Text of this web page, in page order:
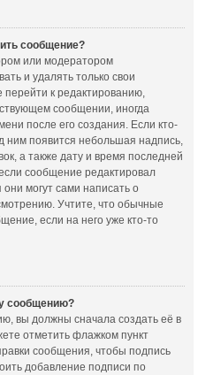
сообщение?
или модератором
и удалять только свои
к редактированию,
сообщении, иногда
после его создания. Если кто-
ним появится небольшая надпись,
а также дату и время последней
сообщение редактировал
могут сами написать о
Учтите, что обычные
если на него уже кто-то
сообщению?
вы должны сначала создать её в
отметить флажком пункт
сообщения, чтобы подпись
добавление подписи по